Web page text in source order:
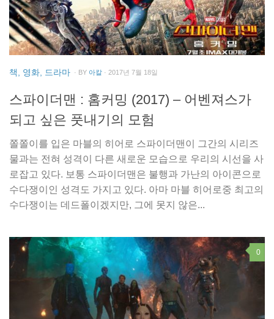
책, 영화, 드라마 · BY 아칼 · 2017년 7월 18일
스파이더맨 : 홈커밍 (2017) – 어벤져스가
되고 싶은 풋내기의 모험
쫄쫄이를 입은 마블의 히어로 스파이더맨이 그간의 시리즈
물과는 전혀 성격이 다른 새로운 모습으로 우리의 시선을 사
로잡고 있다. 보통 스파이더맨은 불행과 가난의 아이콘으로
수다쟁이인 성격도 가지고 있다. 아마 마블 히어로중 최고의
수다쟁이는 데드폴이겠지만, 그에 못지 않은...
0